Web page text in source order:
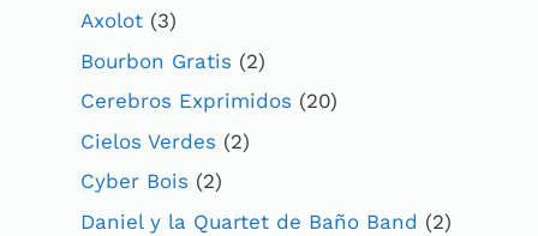
Axolot (3)
Bourbon Gratis (2)
Cerebros Exprimidos (20)
Cielos Verdes (2)
Cyber Bois (2)
Daniel y la Quartet de Baño Band (2)